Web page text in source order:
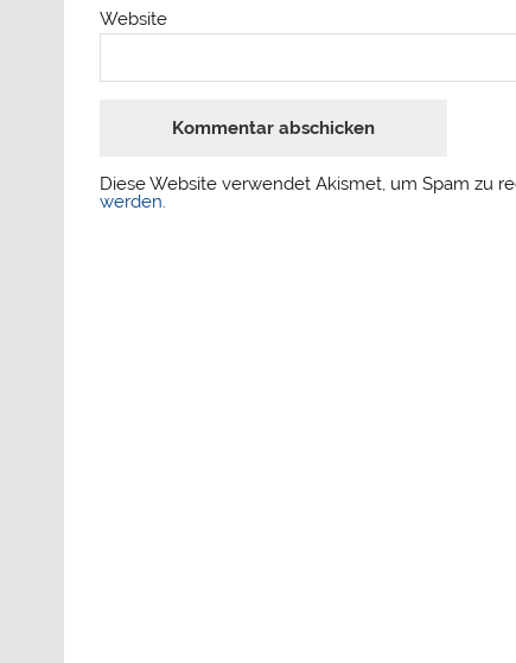
Website
Diese Website verwendet Akismet, um Spam zu
werden.